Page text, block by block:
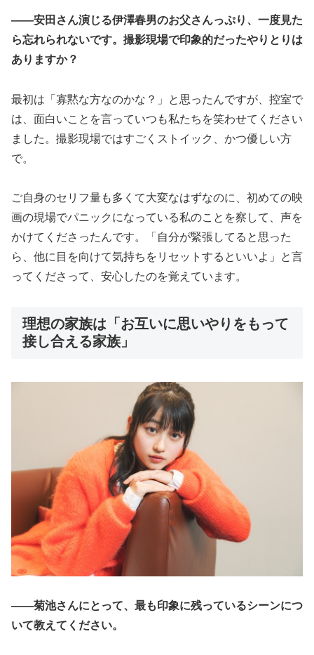
――安田さん演じる伊澤春男のお父さんっぷり、一度見た
ら忘れられないです。撮影現場で印象的だったやりとりは
ありますか？
最初は「寡黙な方なのかな？」と思ったんですが、控室で
は、面白いことを言っていつも私たちを笑わせてください
ました。撮影現場ではすごくストイック、かつ優しい方
で。
ご自身のセリフ量も多くて大変なはずなのに、初めての映
画の現場でパニックになっている私のことを察して、声を
かけてくださったんです。「自分が緊張してると思った
ら、他に目を向けて気持ちをリセットするといいよ」と言
ってくださって、安心したのを覚えています。
理想の家族は「お互いに思いやりをもって
接し合える家族」
――菊池さんにとって、最も印象に残っているシーンにつ
いて教えてください。